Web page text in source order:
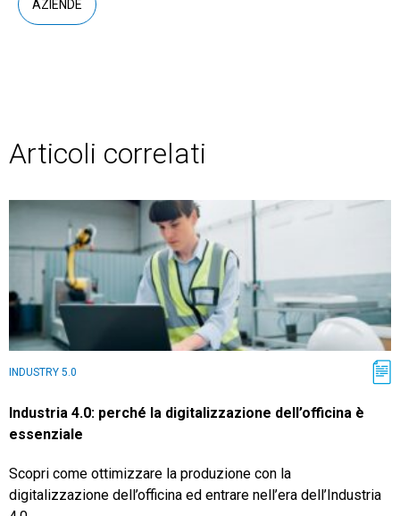
AZIENDE
Articoli correlati
INDUSTRY 5.0
Industria 4.0: perché la digitalizzazione dell’officina è
essenziale
Scopri come ottimizzare la produzione con la
digitalizzazione dell’officina ed entrare nell’era dell’Industria